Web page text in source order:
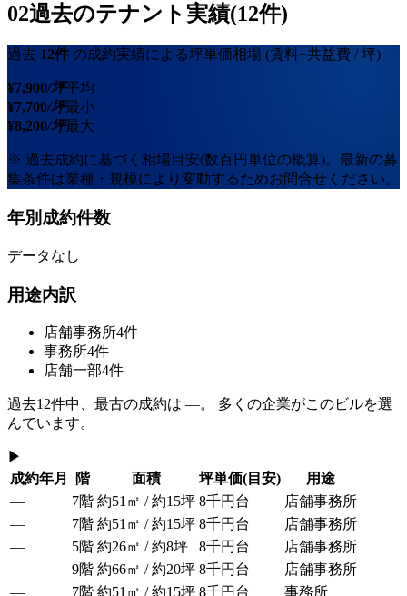
02過去のテナント実績(12件)
過去 12件 の成約実績による坪単価相場 (賃料+共益費 / 坪)
¥7,900/坪平均
¥7,700/坪最小
¥8,200/坪最大
※ 過去成約に基づく相場目安(数百円単位の概算)。最新の募
集条件は業種・規模により変動するためお問合せください。
年別成約件数
データなし
用途内訳
店舗事務所4件
事務所4件
店舗一部4件
過去12件中、最古の成約は —。 多くの企業がこのビルを選
んでいます。
▶
成約年月
階 面積 坪単価(目安)
用途
—
7階 約51㎡ / 約15坪 8千円台
店舗事務所
—
7階 約51㎡ / 約15坪 8千円台
店舗事務所
—
5階 約26㎡ / 約8坪 8千円台
店舗事務所
—
9階 約66㎡ / 約20坪 8千円台
店舗事務所
—
7階 約51㎡ / 約15坪 8千円台
事務所